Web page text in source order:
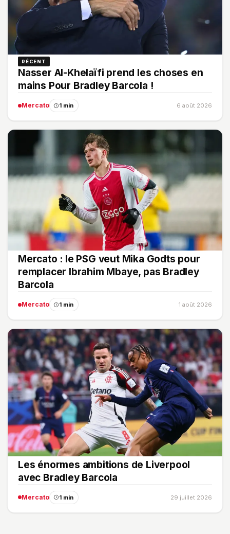
RÉCENT
Nasser Al-Khelaïfi prend les choses en
mains Pour Bradley Barcola !
Mercato 1 min 6 août 2026
Mercato : le PSG veut Mika Godts pour
remplacer Ibrahim Mbaye, pas Bradley
Barcola
Mercato 1 min 1 août 2026
Les énormes ambitions de Liverpool
avec Bradley Barcola
Mercato 1 min 29 juillet 2026